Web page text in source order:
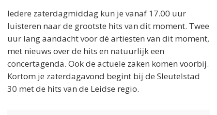
Iedere zaterdagmiddag kun je vanaf 17.00 uur
luisteren naar de grootste hits van dit moment. Twee
uur lang aandacht voor dé artiesten van dit moment,
met nieuws over de hits en natuurlijk een
concertagenda. Ook de actuele zaken komen voorbij.
Kortom je zaterdagavond begint bij de Sleutelstad
30 met de hits van de Leidse regio.